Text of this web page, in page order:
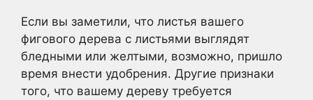
Если вы заметили, что листья вашего
фигового дерева с листьями выглядят
бледными или желтыми, возможно, пришло
время внести удобрения. Другие признаки
того, что вашему дереву требуется